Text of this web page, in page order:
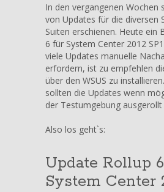
In den vergangenen Wochen
von Updates für die diversen
Suiten erschienen. Heute ein
6 für System Center 2012
viele Updates manuelle
erfordern, ist zu empfehlen
über den WSUS zu
sollten die Updates wenn
der Testumgebung ausgerollt
Also los geht`s:
Update Rollup
System Center